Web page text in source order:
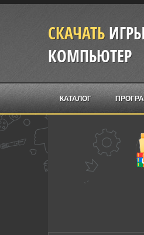
СКАЧАТЬ
КОМПЬЮТЕР
КАТАЛОГ